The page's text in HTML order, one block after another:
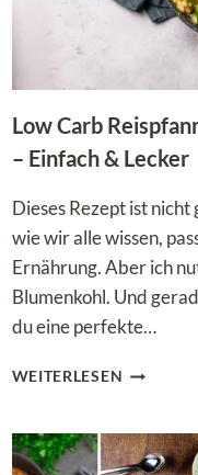
Low Carb
– Einfach & Lecker
Dieses Rezept ist nicht
wie wir alle wissen,
Ernährung. Aber ich
Blumenkohl. Und
du eine perfekte…
WEITERLESEN LOW
MIT